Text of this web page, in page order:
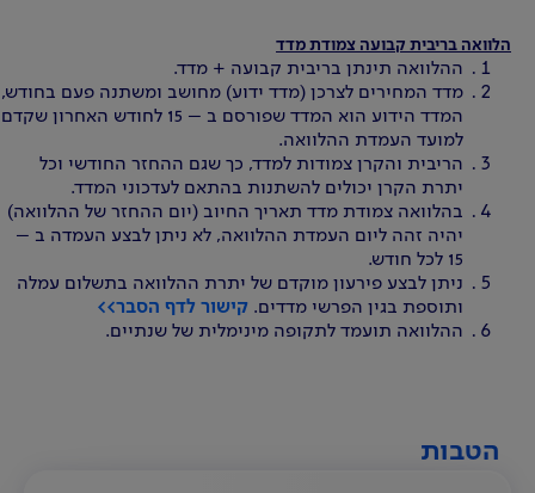
הלוואה בריבית קבועה צמודת מדד
ההלוואה תינתן בריבית קבועה + מדד.
מדד המחירים לצרכן (מדד ידוע) מחושב ומשתנה פעם בחודש,
המדד הידוע הוא המדד שפורסם ב – 15 לחודש האחרון שקדם
למועד העמדת ההלוואה.
הריבית והקרן צמודות למדד, כך שגם ההחזר החודשי וכל
יתרת הקרן יכולים להשתנות בהתאם לעדכוני המדד.
בהלוואה צמודת מדד תאריך החיוב (יום ההחזר של ההלוואה)
יהיה זהה ליום העמדת ההלוואה, לא ניתן לבצע העמדה ב –
15 לכל חודש.
ניתן לבצע פירעון מוקדם של יתרת ההלוואה בתשלום עמלה
ותוספת בגין הפרשי מדדים. קישור לדף הסבר>>
ההלוואה תועמד לתקופה מינימלית של שנתיים.
הטבות